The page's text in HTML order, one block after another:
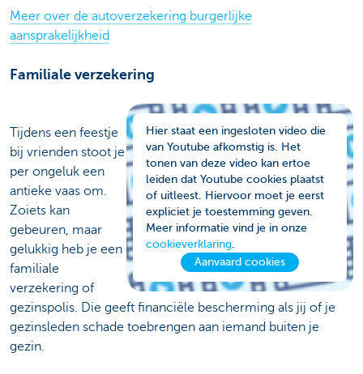
Meer over de autoverzekering burgerlijke
aansprakelijkheid
Familiale verzekering
Hier staat een ingesloten video die
van Youtube afkomstig is. Het
tonen van deze video kan ertoe
leiden dat Youtube cookies plaatst
of uitleest. Hiervoor moet je eerst
expliciet je toestemming geven.
Meer informatie vind je in onze
cookieverklaring
Aanvaard cookies
Tijdens een feestje
bij vrienden stoot je
per ongeluk een
antieke vaas om.
Zoiets kan
gebeuren, maar
gelukkig heb je een
familiale
verzekering of
gezinspolis. Die geeft financiële bescherming als jij of je
gezinsleden schade toebrengen aan iemand buiten je
gezin.